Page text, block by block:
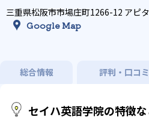
三重県松阪市市場庄町1266-12 アピ
Google Map
総合情報 評判・口コミ
セイハ英語学院の特徴